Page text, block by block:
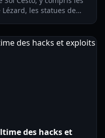
les statues de
des hacks et